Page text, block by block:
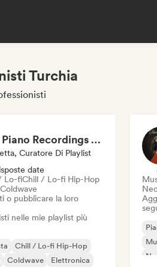
Turchia
Felt Piano Recordings (label, playlists)
Curatore Di Playlist
date
Lo-fiChill / Lo-fi Hip-Hop
Coldwave
o pubblicare la loro
nelle mie playlist più
Chill / Lo-fi Hip-Hop
Coldwave
Elettronica